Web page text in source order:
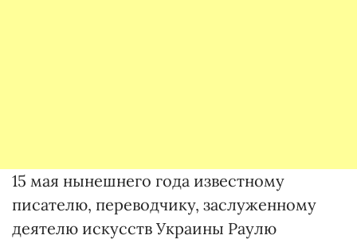
15 мая нынешнего года известному
писателю, переводчику, заслуженному
деятелю искусств Украины Раулю